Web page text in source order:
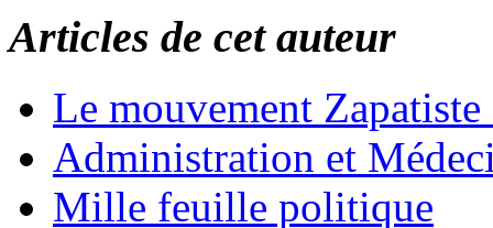
Articles de cet auteur
Le mouvement
Administration et
Mille feuille politique